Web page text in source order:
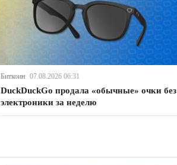
Биткоин 07.08.2026 06:31
DuckDuckGo продала «обычные» очки без
электроники за неделю